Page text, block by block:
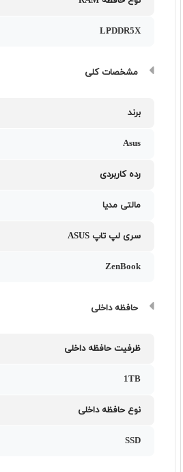
LPDDR5X
مشخصات کلی
برند
Asus
رده کاربردی
مالتی مدیا
سری لپ تاپ ASUS
ZenBook
حافظه داخلی
ظرفیت حافظه داخلی
1TB
نوع حافظه داخلی
SSD